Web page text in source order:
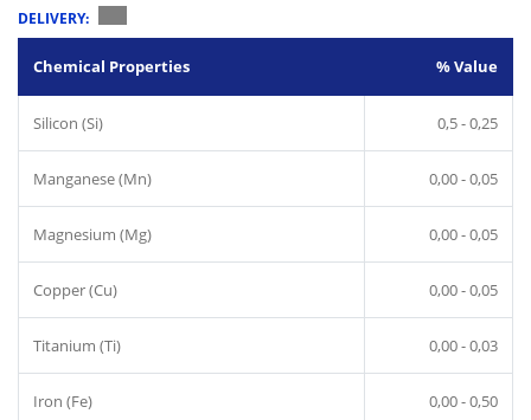
DELIVERY:
Chemical Properties % Value
Silicon (Si) 0,5 - 0,25
Manganese (Mn) 0,00 - 0,05
Magnesium (Mg) 0,00 - 0,05
Copper (Cu) 0,00 - 0,05
Titanium (Ti) 0,00 - 0,03
Iron (Fe) 0,00 - 0,50